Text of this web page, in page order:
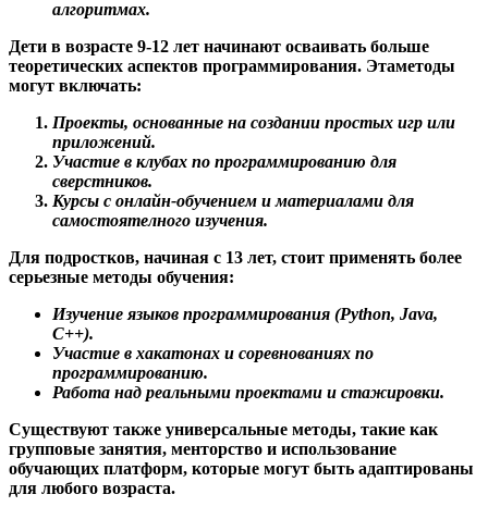
алгоритмах.
Дети в возрасте 9-12 лет начинают осваивать больше
теоретических аспектов программирования. Этаметоды
могут включать:
Проекты, основанные на создании простых игр или
приложений.
Участие в клубах по программированию для
сверстников.
Курсы с онлайн-обучением и материалами для
самостоятелного изучения.
Для подростков, начиная с 13 лет, стоит применять более
серьезные методы обучения:
Изучение языков программирования (Python, Java,
C++).
Участие в хакатонах и соревнованиях по
программированию.
Работа над реальными проектами и стажировки.
Существуют также универсальные методы, такие как
групповые занятия, менторство и использование
обучающих платформ, которые могут быть адаптированы
для любого возраста.